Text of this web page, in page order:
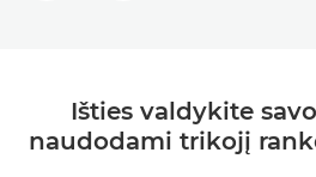
Išties valdykite
naudodami trikojį